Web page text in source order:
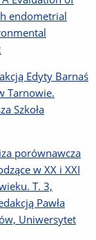
endometrial
Edyty Barnaś
Tarnowie.
Szkoła
porównawcza
w XX i XXI
T. 3,
Pawła
Uniwersytet